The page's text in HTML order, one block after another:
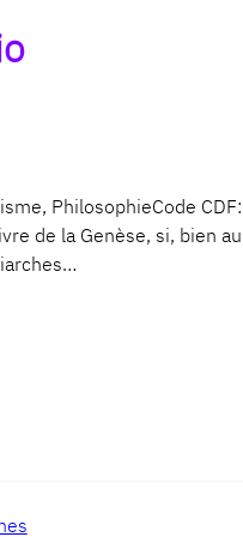
PhilosophieCode
de la Genèse, si, bien